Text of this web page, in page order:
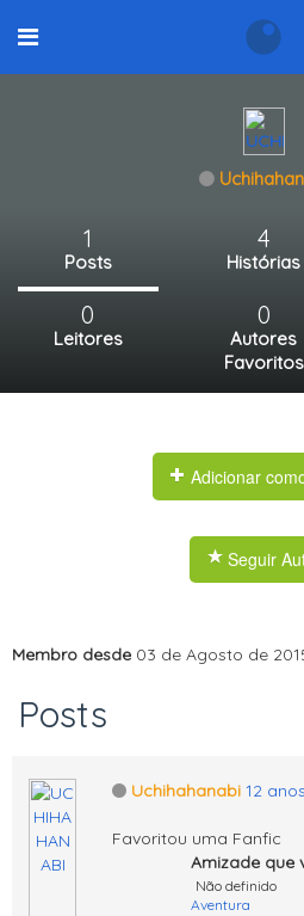
1
Posts
4
Histórias
0
Leitores
0
Autores
Favoritos
Posts
Uchihahanabi 12
Favoritou uma Fanfic
Amizade que
Não definido
Aventura
Adicionar
Seguir
Membro desde 03 de Agosto de